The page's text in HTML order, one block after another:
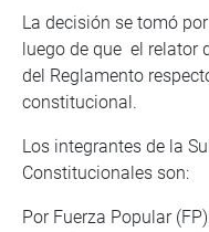
La decisión se tomó
luego de que el relator
del Reglamento
constitucional.
Los integrantes de la
Constitucionales son:
Por Fuerza Popular